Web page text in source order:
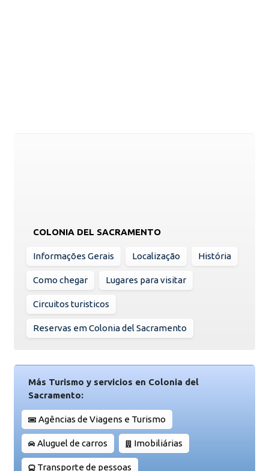
COLONIA DEL SACRAMENTO
Informações Gerais Localização História
Como chegar Lugares para visitar
Circuitos turisticos
Reservas em Colonia del Sacramento
Más Turismo y servicios en Colonia del
Sacramento:
Agências de Viagens e Turismo
Aluguel de carros Imobiliárias
Transporte de pessoas